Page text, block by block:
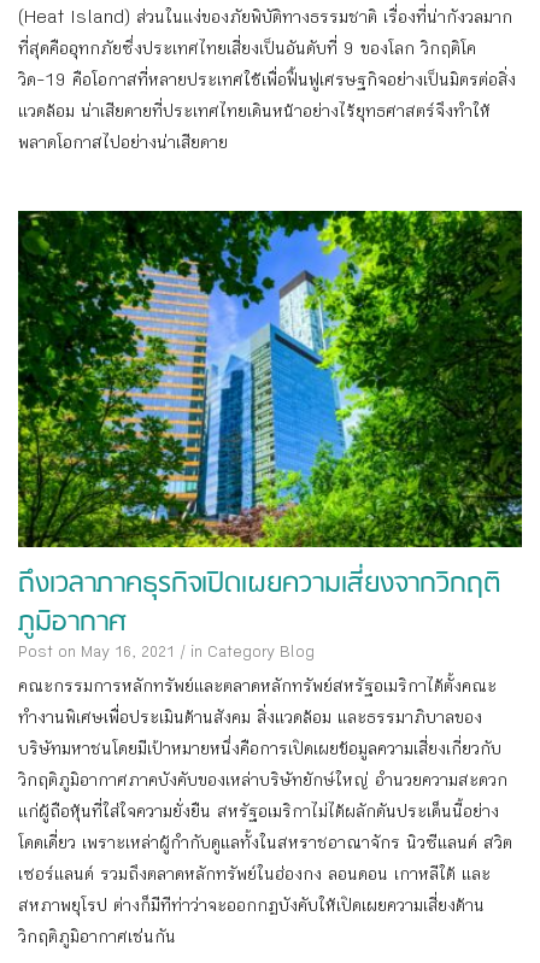
(Heat Island) ส่วนในแง่ของภัยพิบัติทางธรรมชาติ เรื่องที่น่ากังวลมาก
ที่สุดคืออุทกภัยซึ่งประเทศไทยเสี่ยงเป็นอันดับที่ 9 ของโลก วิกฤติโค
วิด-19 คือโอกาสที่หลายประเทศใช้เพื่อฟื้นฟูเศรษฐกิจอย่างเป็นมิตรต่อสิ่ง
แวดล้อม น่าเสียดายที่ประเทศไทยเดินหน้าอย่างไร้ยุทธศาสตร์จึงทำให้
พลาดโอกาสไปอย่างน่าเสียดาย
ถึงเวลาภาคธุรกิจเปิดเผยความเสี่ยงจากวิกฤติ
ภูมิอากาศ
Post on May 16, 2021 / in Category Blog
คณะกรรมการหลักทรัพย์และตลาดหลักทรัพย์สหรัฐอเมริกาได้ตั้งคณะ
ทำงานพิเศษเพื่อประเมินด้านสังคม สิ่งแวดล้อม และธรรมาภิบาลของ
บริษัทมหาชนโดยมีเป้าหมายหนึ่งคือการเปิดเผยข้อมูลความเสี่ยงเกี่ยวกับ
วิกฤติภูมิอากาศภาคบังคับของเหล่าบริษัทยักษ์ใหญ่ อำนวยความสะดวก
แก่ผู้ถือหุ้นที่ใส่ใจความยั่งยืน สหรัฐอเมริกาไม่ได้ผลักดันประเด็นนี้อย่าง
โดดเดี่ยว เพราะเหล่าผู้กำกับดูแลทั้งในสหราชอาณาจักร นิวซีแลนด์ สวิต
เซอร์แลนด์ รวมถึงตลาดหลักทรัพย์ในฮ่องกง ลอนดอน เกาหลีใต้ และ
สหภาพยุโรป ต่างก็มีทีท่าว่าจะออกกฎบังคับให้เปิดเผยความเสี่ยงด้าน
วิกฤติภูมิอากาศเช่นกัน